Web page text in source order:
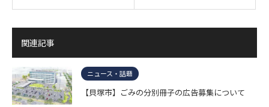
関連記事
ニュース・話題
【貝塚市】ごみの分別冊子の広告募集について